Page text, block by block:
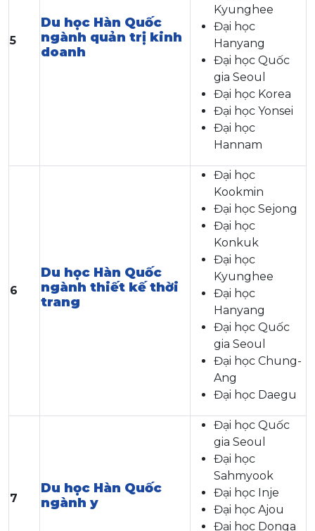
5
Du học Hàn Quốc
ngành quản trị kinh
doanh
Kyunghee
Đại học
Hanyang
Đại học Quốc
gia Seoul
Đại học Korea
Đại học Yonsei
Đại học
Hannam
6
Du học Hàn Quốc
ngành thiết kế thời
trang
Đại học
Kookmin
Đại học Sejong
Đại học
Konkuk
Đại học
Kyunghee
Đại học
Hanyang
Đại học Quốc
gia Seoul
Đại học Chung-
Ang
Đại học Daegu
7
Du học Hàn Quốc
ngành y
Đại học Quốc
gia Seoul
Đại học
Sahmyook
Đại học Inje
Đại học Ajou
Đại học Donga